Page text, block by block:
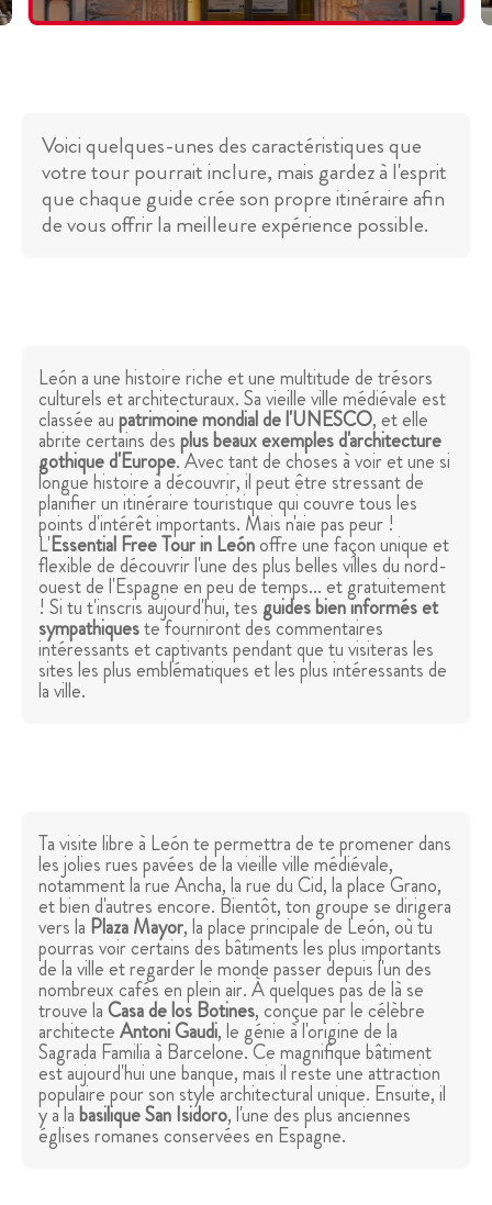
Voici quelques-unes des caractéristiques que
votre tour pourrait inclure, mais gardez à l'esprit
que chaque guide crée son propre itinéraire afin
de vous offrir la meilleure expérience possible.
León a une histoire riche et une multitude de trésors
culturels et architecturaux. Sa vieille ville médiévale est
classée aupatrimoine mondial de l'UNESCO, et elle
abrite certains desplus beaux exemples d'architecture
gothique d'Europe. Avec tant de choses à voir et une si
longue histoire à découvrir, il peut être stressant de
planifier un itinéraire touristique qui couvre tous les
points d'intérêt importants. Mais n'aie pas peur !
L'Essential Free Tour in Leónoffre une façon unique et
flexible de découvrir l'une des plus belles villes du nord-
ouest de l'Espagne en peu de temps... et gratuitement
! Si tu t'inscris aujourd'hui, tes guides bien informés et
sympathiqueste fourniront des commentaires
intéressants et captivants pendant que tu visiteras les
sites les plus emblématiques et les plus intéressants de
la ville.
Ta visite libre à León te permettra de te promener dans
les jolies rues pavées de la vieille ville médiévale,
notamment la rue Ancha, la rue du Cid, la place Grano,
et bien d'autres encore. Bientôt, ton groupe se dirigera
vers la Plaza Mayor, la place principale de León, où tu
pourras voir certains des bâtiments les plus importants
de la ville et regarder le monde passer depuis l'un des
nombreux cafés en plein air. À quelques pas de là se
trouve laCasa de los Botines, conçue par le célèbre
architecteAntoni Gaudi, le génie à l'origine de la
Sagrada Familia à Barcelone. Ce magnifique bâtiment
est aujourd'hui une banque, mais il reste une attraction
populaire pour son style architectural unique. Ensuite, il
y a labasilique San Isidoro, l'une des plus anciennes
églises romanes conservées en Espagne.